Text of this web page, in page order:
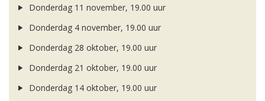
Donderdag 11 november, 19.00 uur
Donderdag 4 november, 19.00 uur
Donderdag 28 oktober, 19.00 uur
Donderdag 21 oktober, 19.00 uur
Donderdag 14 oktober, 19.00 uur